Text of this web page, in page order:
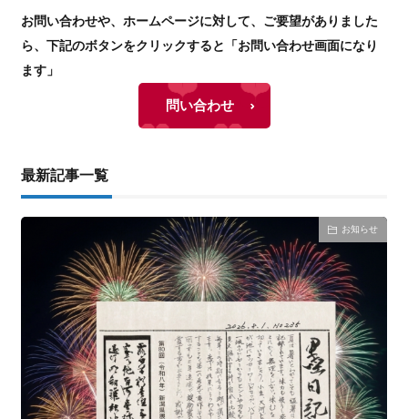
お問い合わせや、ホームページに対して、ご要望がありました
ら、下記のボタンをクリックすると「お問い合わせ画面になり
ます」
問い合わせ
最新記事一覧
お知らせ